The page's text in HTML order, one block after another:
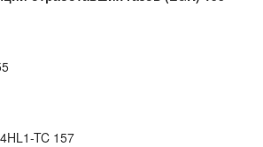
TC 157